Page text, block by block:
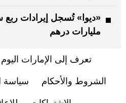
مليارات درهم
تعرف إلى الإمارات اليوم
الشروط والأحكام سياسة